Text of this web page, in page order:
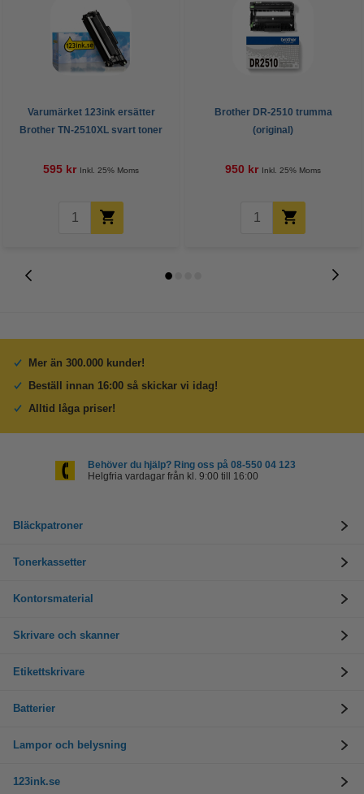
Varumärket 123ink ersätter
Brother TN-2510XL svart toner
595 kr Inkl. 25% Moms
Brother DR-2510 trumma
(original)
950 kr Inkl. 25% Moms
Mer än 300.000 kunder!
Beställ innan 16:00 så skickar vi idag!
Alltid låga priser!
Behöver du hjälp? Ring oss på 08-550 04 123
Helgfria vardagar från kl. 9:00 till 16:00
Bläckpatroner
Tonerkassetter
Kontorsmaterial
Skrivare och skanner
Etikettskrivare
Batterier
Lampor och belysning
123ink.se